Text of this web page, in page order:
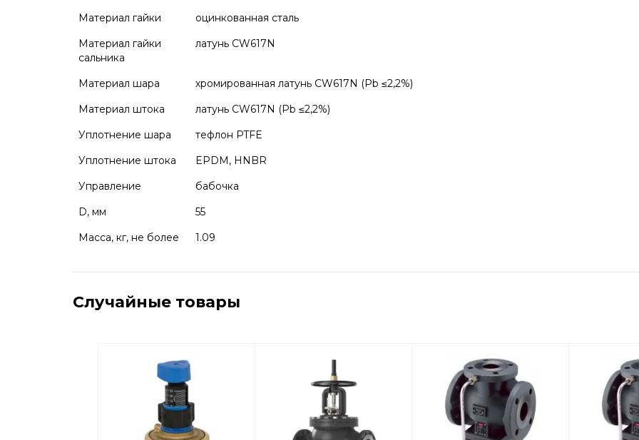
Материал гайки
оцинкованная сталь
Материал гайки
сальника
латунь CW617N
Материал шара
хромированная латунь CW617N (Pb ≤2,2%)
Материал штока
латунь CW617N (Pb ≤2,2%)
Уплотнение шара
тефлон PTFE
Уплотнение штока
EPDM, HNBR
Управление
бабочка
D, мм
55
Масса, кг, не более
1.09
Случайные товары